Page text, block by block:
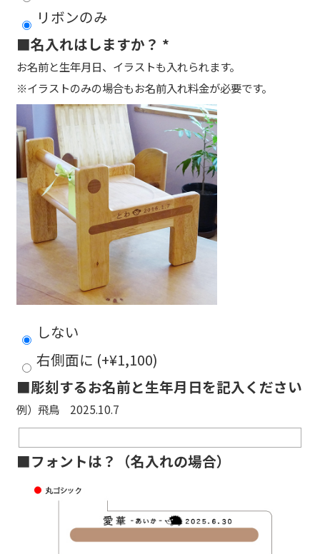
リボンのみ
■名入れはしますか？ *
お名前と生年月日、イラストも入れられます。
※イラストのみの場合もお名前入れ料金が必要です。
しない
右側面に (+¥1,100)
■彫刻するお名前と生年月日を記入ください
例）飛鳥 2025.10.7
■フォントは？（名入れの場合）